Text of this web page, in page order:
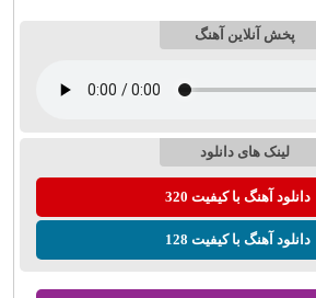
پخش آنلاین آهنگ
لینک های دانلود
دانلود آهنگ با کیفیت 320
دانلود آهنگ با کیفیت 128